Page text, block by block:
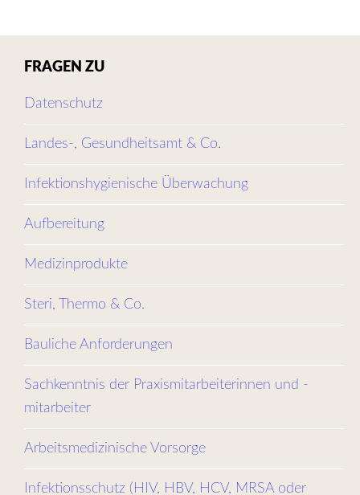
FRAGEN ZU
Datenschutz
Landes-, Gesundheitsamt & Co.
Infektionshygienische Überwachung
Aufbereitung
Medizinprodukte
Steri, Thermo & Co.
Bauliche Anforderungen
Sachkenntnis der Praxismitarbeiterinnen und -
mitarbeiter
Arbeitsmedizinische Vorsorge
Infektionsschutz (HIV, HBV, HCV, MRSA oder